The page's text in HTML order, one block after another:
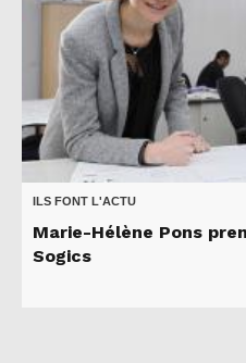
ILS FONT L'ACTU
Marie-Hélène Pons
Sogics